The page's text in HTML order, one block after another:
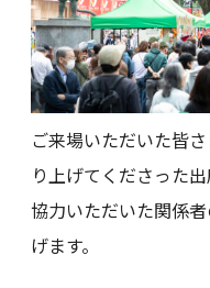
ご来場いただいた皆
り上げてくださった
協力いただいた関係
げます。